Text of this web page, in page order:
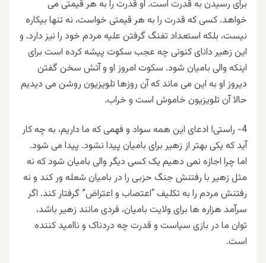
برای رسیدن به قدرت است. او قدرت را به هر قیمتی می
خواهد. کسی که قدرت را به هر قیمتی خواست، نه تنها بیکاره
نیست، بلکه استعداد تفنگ گرفتن علیه مردم خود را نیز دارد. و
این زهیر دانای کنونی چه عجب سکوت پیشه کرده است برای
اینکه والی بامیان شود. سکوت امروز او و آتش سخن گفتن
دیروز او به این می ماند که آن روزها تلویزیون روشن می دیدیم
حالا آن تلویزیون خاموش است و خراب.
4- راستی! ادعای این همه سواد و فهمی که ما داریم، به چه کار
آید که یکی بهتر از زهیر برای بامیان پیدا نشود. پیدا می شود.
اما چرا اجازه نمی دهیم یک کسی دیگر والی بامیان شود که نه
مثل زهیر با رفتنش جنگ حزبی را در بامیان شعله ور کند و نه
رفتنش مردم را به تکلیف “اعتصاب و اعتراض” گرفتار کند. اگر
سرآمد هزاره ها برای ولایت بامیان، فردی مانند زهیر باشد،
توان ما در بازی سیاست و قدرت چه دردناک و ناامید کننده
است.